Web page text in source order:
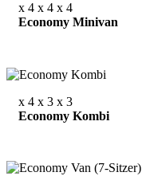
x 4 x 4 x 4
Economy Minivan
x 4 x 3 x 3
Economy Kombi